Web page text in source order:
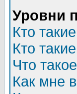
Уровни
Кто
Кто
Что
Как мне